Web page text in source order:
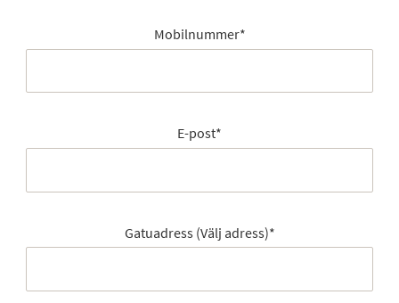
Mobilnummer*
E-post*
Gatuadress (Välj adress)*